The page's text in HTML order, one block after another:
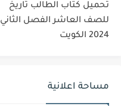
تحميل كتاب الطالب تاريخ
للصف العاشر الفصل الثاني
2024 الكويت
مساحة اعلانية